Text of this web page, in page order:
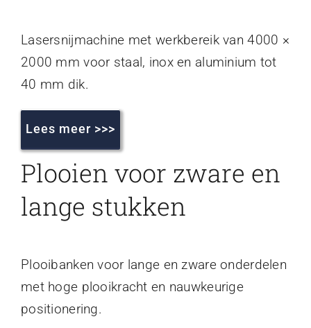
Lasersnijmachine met werkbereik van 4000 ×
2000 mm voor staal, inox en aluminium tot
40 mm dik.
Lees meer >>>
Plooien voor zware en
lange stukken
Plooibanken voor lange en zware onderdelen
met hoge plooikracht en nauwkeurige
positionering.